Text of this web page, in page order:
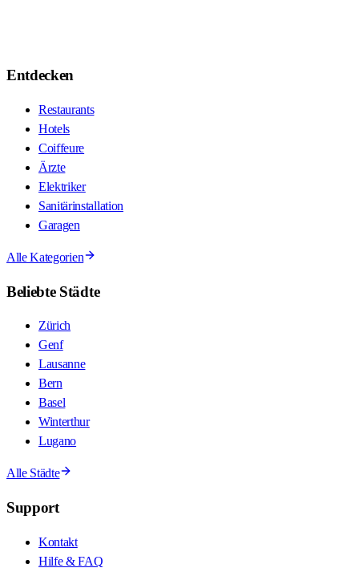
Entdecken
Restaurants
Hotels
Coiffeure
Ärzte
Elektriker
Sanitärinstallation
Garagen
Alle Kategorien
Beliebte Städte
Zürich
Genf
Lausanne
Bern
Basel
Winterthur
Lugano
Alle Städte
Support
Kontakt
Hilfe & FAQ